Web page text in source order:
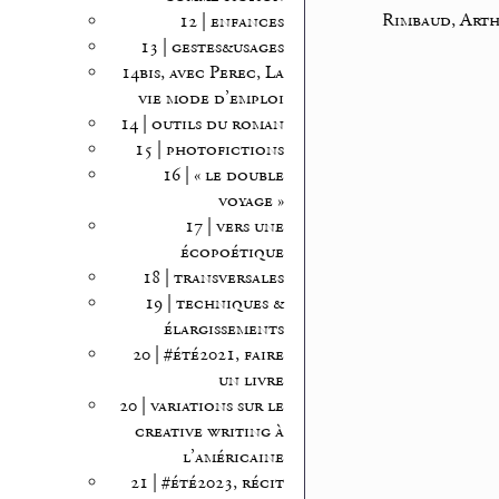
12 | enfances
13 | gestes&usages
14bis, avec Perec, La
vie mode d’emploi
14 | outils du roman
15 | photofictions
16 | « le double
voyage »
17 | vers une
écopoétique
18 | transversales
19 | techniques &
élargissements
20 | #été2021, faire
un livre
20 | variations sur le
creative writing à
l’américaine
21 | #été2023, récit
Rimbaud,